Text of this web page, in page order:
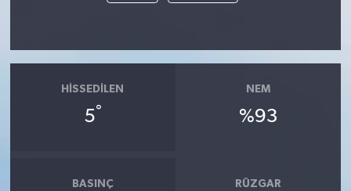
HISSEDILEN
5°
NEM
%93
BASINÇ RÜZGAR